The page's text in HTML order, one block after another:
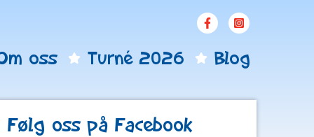
oss Turné 2026 Blog
Følg oss på Facebook